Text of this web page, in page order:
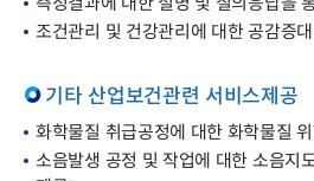
조건관리 및 건강관리에 대한 공감증대
기타 산업보건관련 서비스제공
화학물질 취급공정에 대한 화학물질
소음발생 공정 및 작업에 대한 소음